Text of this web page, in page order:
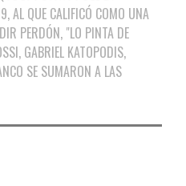
AL QUE CALIFICÓ COMO UNA
PERDÓN, "LO PINTA DE
GABRIEL KATOPODIS,
SE SUMARON A LAS